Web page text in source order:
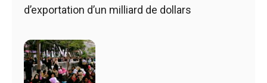
d’exportation d’un milliard de dollars